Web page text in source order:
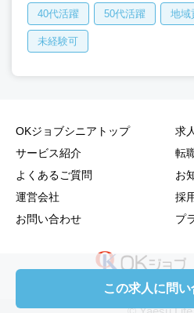
この求人に問い
40代活躍 50代活躍 地域
未経験可
OKジョブシニアトップ
サービス紹介
よくあるご質問
運営会社
お問い合わせ
求
転
お
採
プ